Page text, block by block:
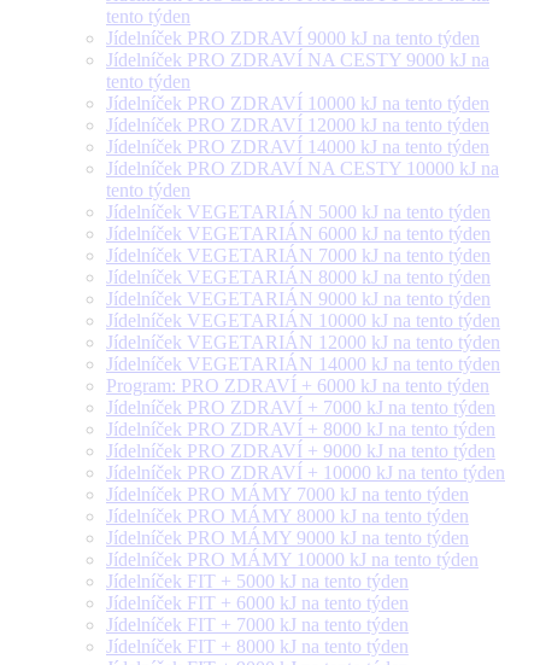
tento týden
Jídelníček PRO ZDRAVÍ 9000 kJ na tento týden
Jídelníček PRO ZDRAVÍ NA CESTY 9000 kJ na
tento týden
Jídelníček PRO ZDRAVÍ 10000 kJ na tento týden
Jídelníček PRO ZDRAVÍ 12000 kJ na tento týden
Jídelníček PRO ZDRAVÍ 14000 kJ na tento týden
Jídelníček PRO ZDRAVÍ NA CESTY 10000 kJ na
tento týden
Jídelníček VEGETARIÁN 5000 kJ na tento týden
Jídelníček VEGETARIÁN 6000 kJ na tento týden
Jídelníček VEGETARIÁN 7000 kJ na tento týden
Jídelníček VEGETARIÁN 8000 kJ na tento týden
Jídelníček VEGETARIÁN 9000 kJ na tento týden
Jídelníček VEGETARIÁN 10000 kJ na tento týden
Jídelníček VEGETARIÁN 12000 kJ na tento týden
Jídelníček VEGETARIÁN 14000 kJ na tento týden
Program: PRO ZDRAVÍ + 6000 kJ na tento týden
Jídelníček PRO ZDRAVÍ + 7000 kJ na tento týden
Jídelníček PRO ZDRAVÍ + 8000 kJ na tento týden
Jídelníček PRO ZDRAVÍ + 9000 kJ na tento týden
Jídelníček PRO ZDRAVÍ + 10000 kJ na tento týden
Jídelníček PRO MÁMY 7000 kJ na tento týden
Jídelníček PRO MÁMY 8000 kJ na tento týden
Jídelníček PRO MÁMY 9000 kJ na tento týden
Jídelníček PRO MÁMY 10000 kJ na tento týden
Jídelníček FIT + 5000 kJ na tento týden
Jídelníček FIT + 6000 kJ na tento týden
Jídelníček FIT + 7000 kJ na tento týden
Jídelníček FIT + 8000 kJ na tento týden